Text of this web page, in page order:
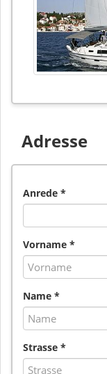
Adresse
Anrede *
Vorname *
Name *
Strasse *